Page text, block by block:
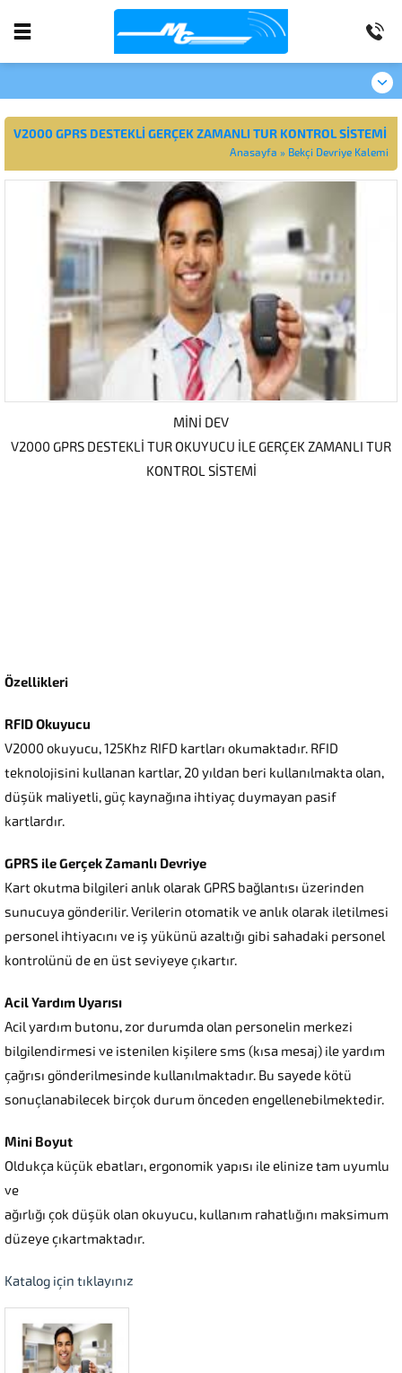
V2000 GPRS DESTEKLİ GERÇEK ZAMANLI TUR KONTROL SİSTEMİ
Anasayfa » Bekçi Devriye Kalemi
MİNİ DEV
V2000 GPRS DESTEKLİ TUR OKUYUCU İLE GERÇEK ZAMANLI TUR
KONTROL SİSTEMİ
Özellikleri
RFID Okuyucu
V2000 okuyucu, 125Khz RIFD kartları okumaktadır. RFID
teknolojisini kullanan kartlar, 20 yıldan beri kullanılmakta olan,
düşük maliyetli, güç kaynağına ihtiyaç duymayan pasif
kartlardır.
GPRS ile Gerçek Zamanlı Devriye
Kart okutma bilgileri anlık olarak GPRS bağlantısı üzerinden
sunucuya gönderilir. Verilerin otomatik ve anlık olarak iletilmesi
personel ihtiyacını ve iş yükünü azaltığı gibi sahadaki personel
kontrolünü de en üst seviyeye çıkartır.
Acil Yardım Uyarısı
Acil yardım butonu, zor durumda olan personelin merkezi
bilgilendirmesi ve istenilen kişilere sms (kısa mesaj) ile yardım
çağrısı gönderilmesinde kullanılmaktadır. Bu sayede kötü
sonuçlanabilecek birçok durum önceden engellenebilmektedir.
Mini Boyut
Oldukça küçük ebatları, ergonomik yapısı ile elinize tam uyumlu
ve
ağırlığı çok düşük olan okuyucu, kullanım rahatlığını maksimum
düzeye çıkartmaktadır.
Katalog için tıklayınız